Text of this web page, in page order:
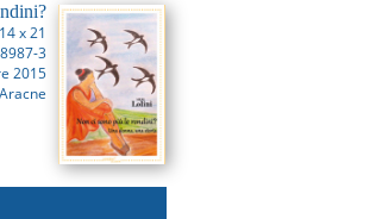
x 21
3
2015